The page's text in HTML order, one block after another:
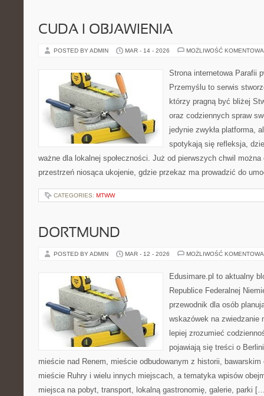
CUDA I OBJAWIENIA
POSTED BY ADMIN MAR - 14 - 2026 MOŻLIWOŚĆ
Strona internetowa Parafii
Przemyślu to serwis
którzy pragną być bliżej
oraz codziennych spraw
jedynie zwykła platforma,
spotykają się refleksja,
ważne dla lokalnej społeczności. Już od pierwszych chwil
przestrzeń niosąca ukojenie, gdzie przekaz ma prowadzić do
CATEGORIES: MTWW
DORTMUND
POSTED BY ADMIN MAR - 12 - 2026 MOŻLIWOŚĆ
Edusimare.pl to aktualny
Republice Federalnej
przewodnik dla osób
wskazówek na
lepiej zrozumieć
pojawiają się treści o
mieście nad Renem, mieście odbudowanym z historii,
mieście Ruhry i wielu innych miejscach, a tematyka wpisów
miejsca na pobyt, transport, lokalną gastronomię, galerie, parki